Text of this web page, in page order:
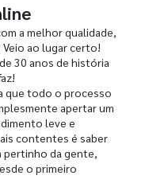
a melhor qualidade,
ao lugar certo!
30 anos de história
que todo o processo
apertar um
leve e
contentes é saber
pertinho da gente,
o primeiro